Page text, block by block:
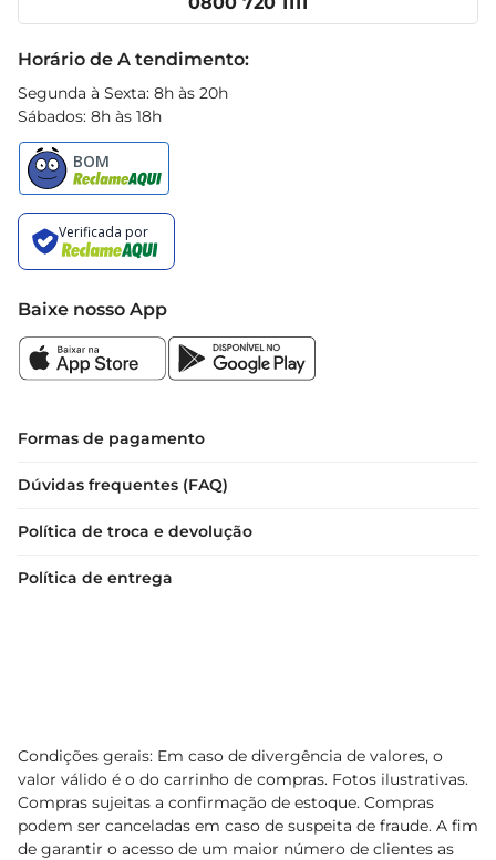
deseja praticidade sem abrir mão do sabor
Horário de A tendimento:
Segunda à Sexta: 8h às 20h
Sábados: 8h às 18h
Baixe nosso App
Formas de pagamento
Dúvidas frequentes (FAQ)
Política de troca e devolução
Política de entrega
Condições gerais: Em caso de divergência de valores, o
valor válido é o do carrinho de compras. Fotos ilustrativas.
Compras sujeitas a confirmação de estoque. Compras
podem ser canceladas em caso de suspeita de fraude. A fim
de garantir o acesso de um maior número de clientes as